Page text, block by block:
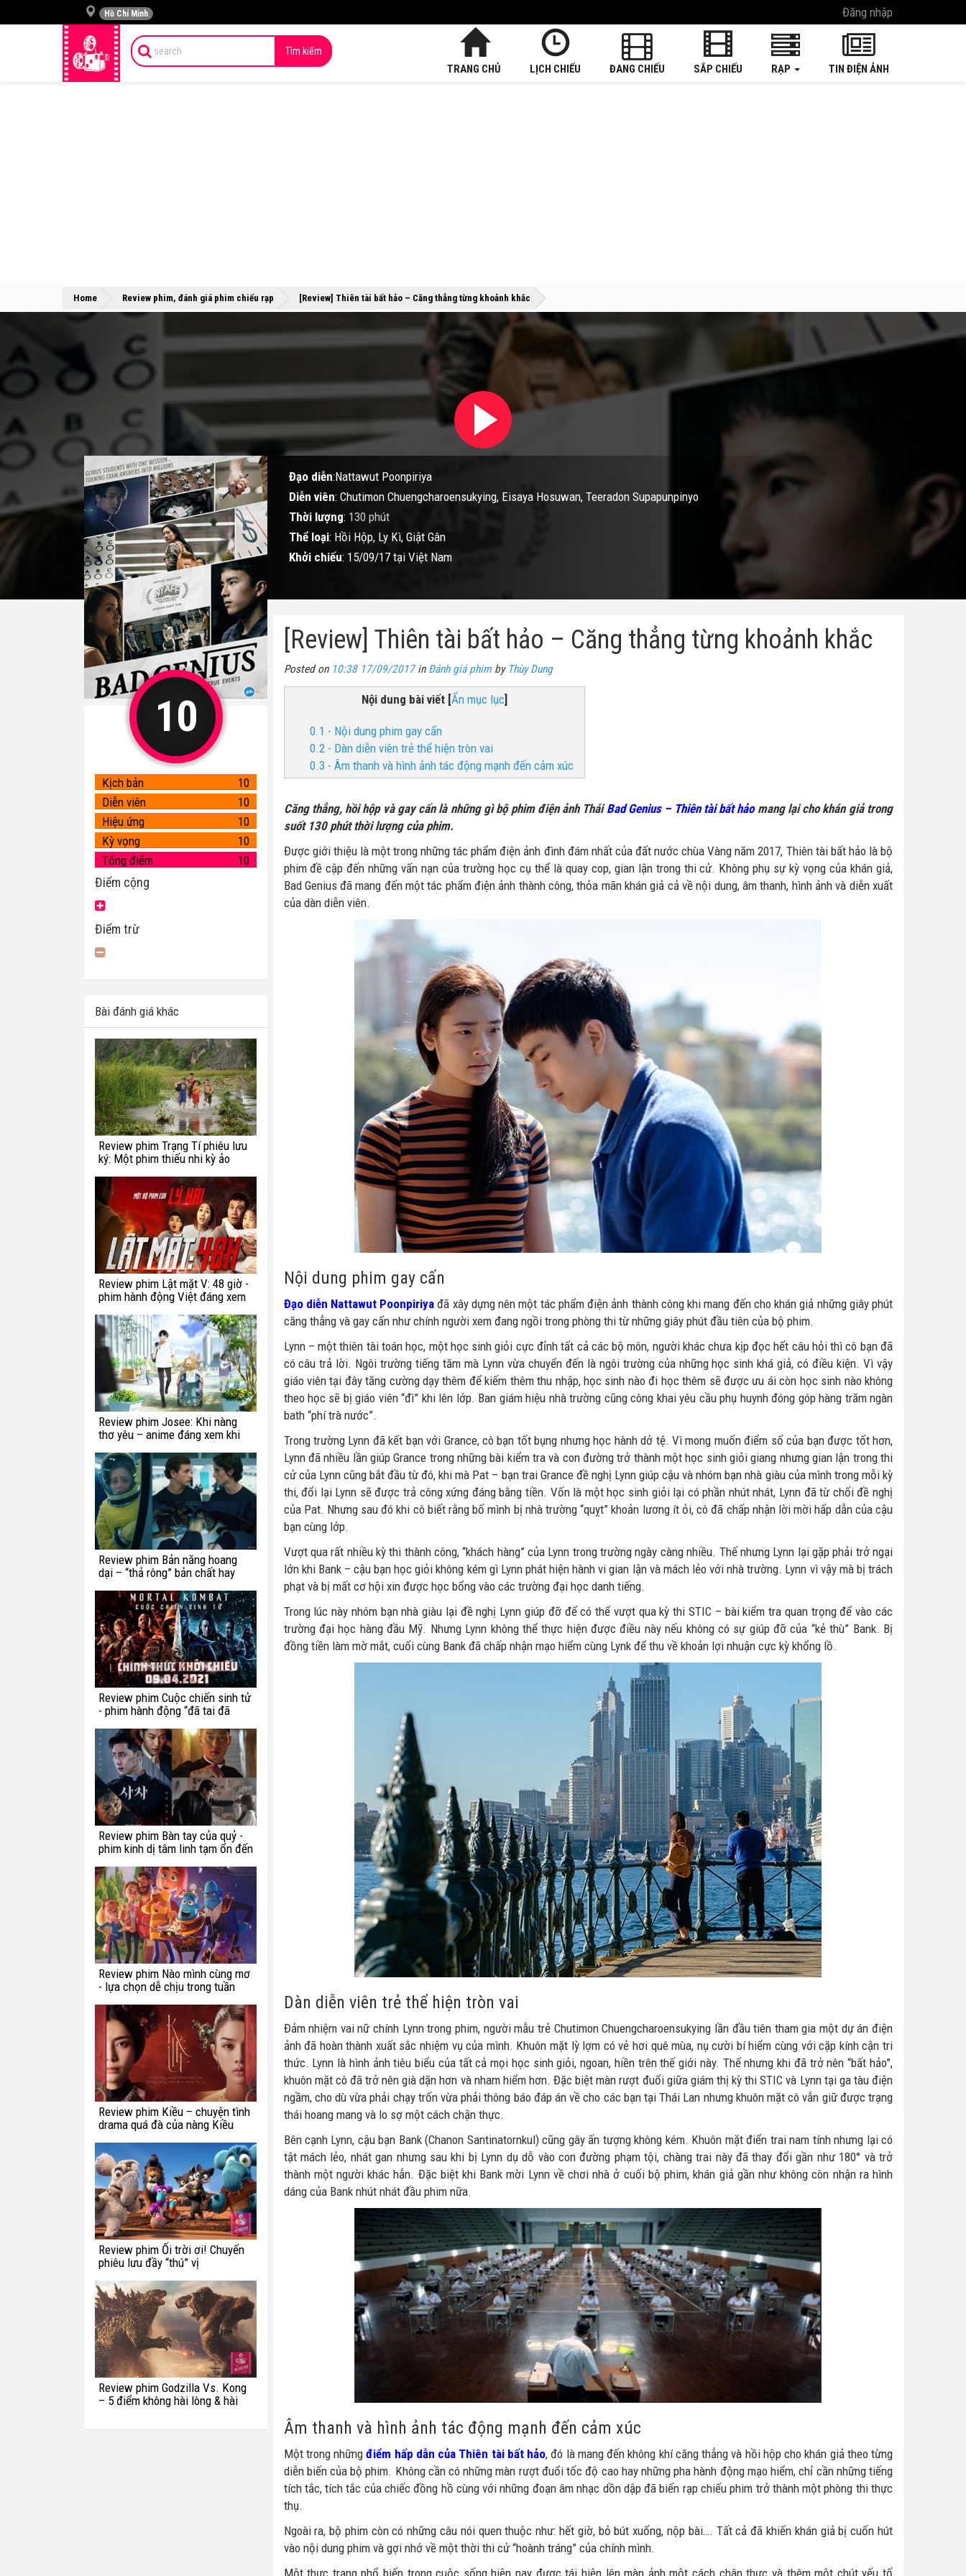
Hồ Chí Minh Đăng nhập
Tìm kiếm
TRANG CHỦ LỊCH CHIẾU ĐANG CHIẾU SẮP CHIẾU RẠP TIN ĐIỆN ẢNH
Home »
Review phim, đánh giá phim chiếu rạp »
[Review] Thiên tài bất hảo – Căng thẳng từng khoảnh khắc
10
Kịch bản
10
Diễn viên
10
Hiệu ứng
10
Kỳ vọng
10
Tổng điểm
10
Điểm cộng
Điểm trừ
Bài đánh giá khác
Review phim Trạng Tí phiêu lưu
ký: Một phim thiếu nhi kỳ ảo
Review phim Lật mặt V: 48 giờ -
phim hành động Việt đáng xem
Review phim Josee: Khi nàng
thơ yêu – anime đáng xem khi
Review phim Bản năng hoang
dại – “thả rông” bản chất hay
Review phim Cuộc chiến sinh tử
- phim hành động “đã tai đã
Review phim Bàn tay của quỷ -
phim kinh dị tâm linh tạm ổn đến
Review phim Nào mình cùng mơ
- lựa chọn dễ chịu trong tuần
Review phim Kiều – chuyện tình
drama quá đà của nàng Kiều
Review phim Ối trời ơi! Chuyến
phiêu lưu đầy “thú” vị
Review phim Godzilla Vs. Kong
– 5 điểm không hài lòng & hài
Đạo diễn:Nattawut Poonpiriya
Diễn viên: Chutimon Chuengcharoensukying, Eisaya Hosuwan, Teeradon Supapunpinyo
Thời lượng: 130 phút
Thể loại: Hồi Hộp, Ly Kì, Giật Gân
Khởi chiếu: 15/09/17 tại Việt Nam
[Review] Thiên tài bất hảo – Căng thẳng từng khoảnh khắc
Posted on 10:38 17/09/2017in Đánh giá phimby Thùy Dung
Nội dung bài viết[Ẩn mục lục]
0.1 - Nội dung phim gay cấn
0.2 - Dàn diễn viên trẻ thể hiện tròn vai
0.3 - Âm thanh và hình ảnh tác động mạnh đến cảm xúc
Căng thẳng, hồi hộp và gay cấn là những gì bộ phim điện ảnh TháiBad Genius – Thiên tài bất hảomang lại cho khán giả trong
suốt 130 phút thời lượng của phim.
Được giới thiệu là một trong những tác phẩm điện ảnh đình đám nhất của đất nước chùa Vàng năm 2017, Thiên tài bất hảo là bộ
phim đề cập đến những vấn nạn của trường học cụ thể là quay cop, gian lận trong thi cử. Không phụ sự kỳ vọng của khán giả,
Bad Genius đã mang đến một tác phẩm điện ảnh thành công, thỏa mãn khán giả cả về nội dung, âm thanh, hình ảnh và diễn xuất
của dàn diễn viên.
Nội dung phim gay cấn
Đạo diễn Nattawut Poonpiriya đã xây dựng nên một tác phẩm điện ảnh thành công khi mang đến cho khán giả những giây phút
căng thẳng và gay cấn như chính người xem đang ngồi trong phòng thi từ những giây phút đầu tiên của bộ phim.
Lynn – một thiên tài toán học, một học sinh giỏi cực đỉnh tất cả các bộ môn, người khác chưa kịp đọc hết câu hỏi thì cô bạn đã
có câu trả lời. Ngôi trường tiếng tăm mà Lynn vừa chuyển đến là ngôi trường của những học sinh khá giả, có điều kiện. Vì vậy
giáo viên tại đây tăng cường dạy thêm để kiếm thêm thu nhập, học sinh nào đi học thêm sẽ được ưu ái còn học sinh nào không
theo học sẽ bị giáo viên “đì” khi lên lớp. Ban giám hiệu nhà trường cũng công khai yêu cầu phụ huynh đóng góp hàng trăm ngàn
bath “phí trà nước”.
Trong trường Lynn đã kết bạn với Grance, cô bạn tốt bụng nhưng học hành dở tệ. Vì mong muốn điểm số của bạn được tốt hơn,
Lynn đã nhiều lần giúp Grance trong những bài kiểm tra và con đường trở thành một học sinh giỏi giang nhưng gian lận trong thi
cử của Lynn cũng bắt đầu từ đó, khi mà Pat – bạn trai Grance đề nghị Lynn giúp cậu và nhóm bạn nhà giàu của mình trong mỗi kỳ
thi, đổi lại Lynn sẽ được trả công xứng đáng bằng tiền. Vốn là một học sinh giỏi lại có phần nhút nhát, Lynn đã từ chối đề nghị
của Pat. Nhưng sau đó khi cô biết rằng bố mình bị nhà trường “quỵt” khoản lương ít ỏi, cô đã chấp nhận lời mời hấp dẫn của cậu
bạn cùng lớp.
Vượt qua rất nhiều kỳ thi thành công, “khách hàng” của Lynn trong trường ngày càng nhiều. Thế nhưng Lynn lại gặp phải trở ngại
lớn khi Bank – cậu bạn học giỏi không kém gì Lynn phát hiện hành vi gian lận và mách lẻo với nhà trường. Lynn vì vậy mà bị trách
phạt và bị mất cơ hội xin được học bổng vào các trường đại học danh tiếng.
Trong lúc này nhóm bạn nhà giàu lại đề nghị Lynn giúp đỡ để có thể vượt qua kỳ thi STIC – bài kiểm tra quan trọng để vào các
trường đại học hàng đầu Mỹ. Nhưng Lynn không thể thực hiện được điều này nếu không có sự giúp đỡ của “kẻ thù” Bank. Bị
đồng tiền làm mờ mắt, cuối cùng Bank đã chấp nhận mạo hiểm cùng Lynk để thu về khoản lợi nhuận cực kỳ khổng lồ.
Dàn diễn viên trẻ thể hiện tròn vai
Đảm nhiệm vai nữ chính Lynn trong phim, người mẫu trẻ Chutimon Chuengcharoensukying lần đầu tiên tham gia một dự án điện
ảnh đã hoàn thành xuất sắc nhiệm vụ của mình. Khuôn mặt lỳ lợm có vẻ hơi quê mùa, nụ cười bí hiểm cùng với cặp kính cận tri
thức. Lynn là hình ảnh tiêu biểu của tất cả mọi học sinh giỏi, ngoan, hiền trên thế giới này. Thế nhưng khi đã trở nên “bất hảo”,
khuôn mặt cô đã trở nên già dặn hơn và nham hiểm hơn. Đặc biệt màn rượt đuổi giữa giám thị kỳ thi STIC và Lynn tại ga tàu điện
ngầm, cho dù vừa phải chạy trốn vừa phải thông báo đáp án về cho các bạn tại Thái Lan nhưng khuôn mặt cô vẫn giữ được trạng
thái hoang mang và lo sợ một cách chận thực.
Bên cạnh Lynn, cậu bạn Bank (Chanon Santinatornkul) cũng gây ấn tượng không kém. Khuôn mặt điển trai nam tính nhưng lại có
tật mách lẻo, nhát gan nhưng sau khi bị Lynn dụ dỗ vào con đường phạm tội, chàng trai này đã thay đổi gần như 180° và trở
thành một người khác hẳn. Đặc biệt khi Bank mời Lynn về chơi nhà ở cuối bộ phim, khán giả gần như không còn nhận ra hình
dáng của Bank nhút nhát đầu phim nữa.
Âm thanh và hình ảnh tác động mạnh đến cảm xúc
Một trong nhữngđiểm hấp dẫn của Thiên tài bất hảo, đó là mang đến không khí căng thẳng và hồi hộp cho khán giả theo từng
diễn biến của bộ phim. Không cần có những màn rượt đuổi tốc độ cao hay những pha hành động mạo hiểm, chỉ cần những tiếng
tích tắc, tích tắc của chiếc đồng hồ cùng với những đoạn âm nhạc dồn dập đã biến rạp chiếu phim trở thành một phòng thi thực
thụ.
Ngoài ra, bộ phim còn có những câu nói quen thuộc như: hết giờ, bỏ bút xuống, nộp bài…. Tất cả đã khiến khán giả bị cuốn hút
vào nội dung phim và gợi nhớ về một thời thi cử “hoành tráng” của chính mình.
Một thực trạng phổ biến trong cuộc sống hiện nay được tái hiện lên màn ảnh một cách chân thực và thêm một chút yếu tố